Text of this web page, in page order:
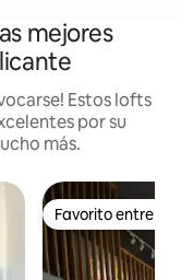
mejores
Estos lofts
por su
más.
Favorito entre
Favorito entre